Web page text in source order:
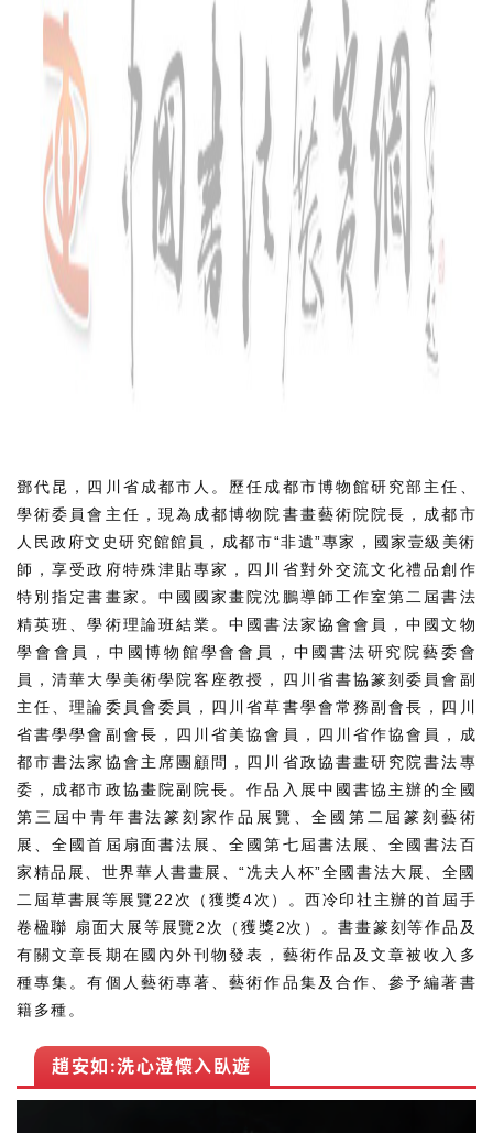
鄧代昆，四川省成都市人。歷任成都市博物館研究部主任、
學術委員會主任，現為成都博物院書畫藝術院院長，成都市
人民政府文史研究館館員，成都市“非遺”專家，國家壹級美術
師，享受政府特殊津貼專家，四川省對外交流文化禮品創作
特別指定書畫家。中國國家畫院沈鵬導師工作室第二屆書法
精英班、學術理論班結業。中國書法家協會會員，中國文物
學會會員，中國博物館學會會員，中國書法研究院藝委會
員，清華大學美術學院客座教授，四川省書協篆刻委員會副
主任、理論委員會委員，四川省草書學會常務副會長，四川
省書學學會副會長，四川省美協會員，四川省作協會員，成
都市書法家協會主席團顧問，四川省政協書畫研究院書法專
委，成都市政協畫院副院長。作品入展中國書協主辦的全國
第三屆中青年書法篆刻家作品展覽、全國第二屆篆刻藝術
展、全國首屆扇面書法展、全國第七屆書法展、全國書法百
家精品展、世界華人書畫展、“冼夫人杯”全國書法大展、全國
二屆草書展等展覽22次（獲獎4次）。西冷印社主辦的首屆手
卷楹聯 扇面大展等展覽2次（獲獎2次）。書畫篆刻等作品及
有關文章長期在國內外刊物發表，藝術作品及文章被收入多
種專集。有個人藝術專著、藝術作品集及合作、參予編著書
籍多種。
趙安如:洗心澄懷入臥遊